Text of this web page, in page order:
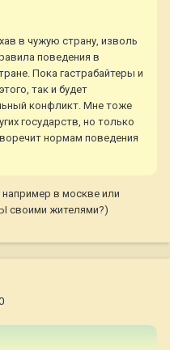
в чужую страну, изволь
поведения в
Пока гастрабайтеры и
так и будет
конфликт. Мне тоже
государств, но только
нормам поведения
в москве или
своими жителями?)